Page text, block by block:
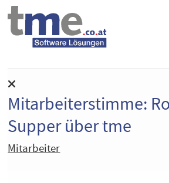
Mitarbeiterstimme:
Supper über tme
Mitarbeiter